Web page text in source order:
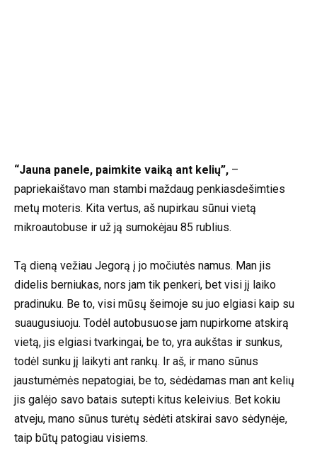
“Jauna panele, paimkite vaiką ant kelių”, –
papriekaištavo man stambi maždaug penkiasdešimties
metų moteris. Kita vertus, aš nupirkau sūnui vietą
mikroautobuse ir už ją sumokėjau 85 rublius.
Tą dieną vežiau Jegorą į jo močiutės namus. Man jis
didelis berniukas, nors jam tik penkeri, bet visi jį laiko
pradinuku. Be to, visi mūsų šeimoje su juo elgiasi kaip su
suaugusiuoju. Todėl autobusuose jam nupirkome atskirą
vietą, jis elgiasi tvarkingai, be to, yra aukštas ir sunkus,
todėl sunku jį laikyti ant rankų. Ir aš, ir mano sūnus
jaustumėmės nepatogiai, be to, sėdėdamas man ant kelių
jis galėjo savo batais sutepti kitus keleivius. Bet kokiu
atveju, mano sūnus turėtų sėdėti atskirai savo sėdynėje,
taip būtų patogiau visiems.